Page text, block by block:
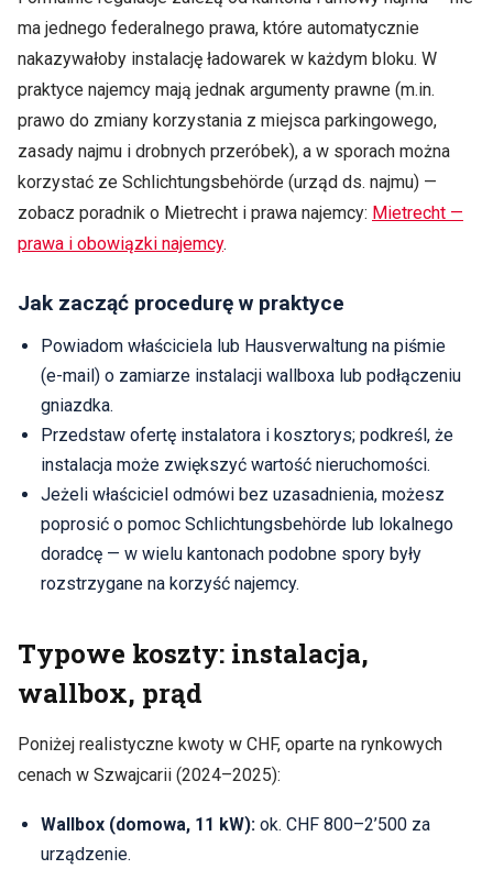
ma jednego federalnego prawa, które automatycznie
nakazywałoby instalację ładowarek w każdym bloku. W
praktyce najemcy mają jednak argumenty prawne (m.in.
prawo do zmiany korzystania z miejsca parkingowego,
zasady najmu i drobnych przeróbek), a w sporach można
korzystać ze Schlichtungsbehörde (urząd ds. najmu) —
zobacz poradnik o Mietrecht i prawa najemcy: Mietrecht —
prawa i obowiązki najemcy.
Jak zacząć procedurę w praktyce
Powiadom właściciela lub Hausverwaltung na piśmie
(e‑mail) o zamiarze instalacji wallboxa lub podłączeniu
gniazdka.
Przedstaw ofertę instalatora i kosztorys; podkreśl, że
instalacja może zwiększyć wartość nieruchomości.
Jeżeli właściciel odmówi bez uzasadnienia, możesz
poprosić o pomoc Schlichtungsbehörde lub lokalnego
doradcę — w wielu kantonach podobne spory były
rozstrzygane na korzyść najemcy.
Typowe koszty: instalacja,
wallbox, prąd
Poniżej realistyczne kwoty w CHF, oparte na rynkowych
cenach w Szwajcarii (2024–2025):
Wallbox (domowa, 11 kW):ok. CHF 800–2’500 za
urządzenie.